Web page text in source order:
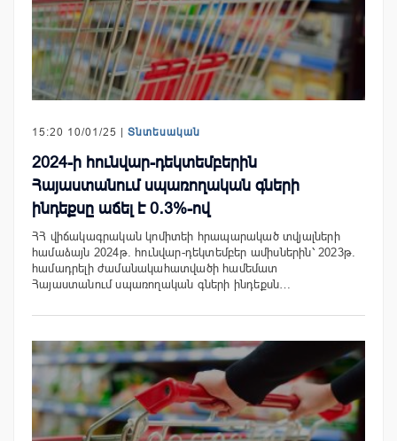
15:20 10/01/25 | Տնտեսական
2024-ի հունվար-դեկտեմբերին
Հայաստանում սպառողական գների
ինդեքսը աճել է 0․3%-ով
ՀՀ վիճակագրական կոմիտեի հրապարակած տվյալների
համաձայն 2024թ. հունվար-դեկտեմբեր ամիսներին՝ 2023թ.
համադրելի ժամանակահատվածի համեմատ
Հայաստանում սպառողական գների ինդեքսն…